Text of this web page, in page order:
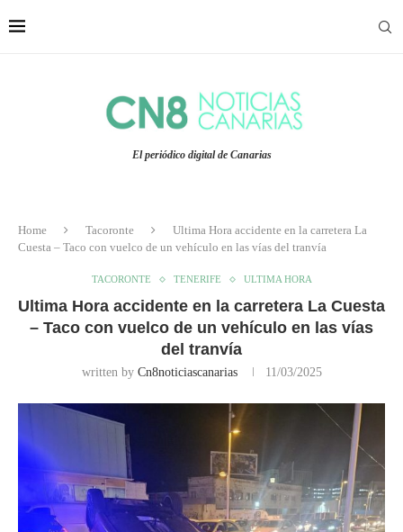
El periódico digital de Canarias
Home Tacoronte
Ultima Hora accidente en la carretera La
Cuesta – Taco con vuelco de un vehículo en las vías del tranvía
TACORONTE TENERIFE ULTIMA HORA
Ultima Hora accidente en la carretera La Cuesta
– Taco con vuelco de un vehículo en las vías
del tranvía
written by Cn8noticiascanarias 11/03/2025